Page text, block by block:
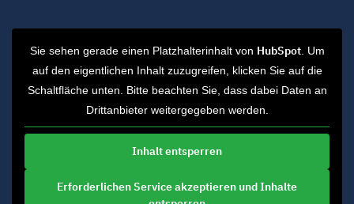
Sie sehen gerade einen Platzhalterinhalt von HubSpot. Um
auf den eigentlichen Inhalt zuzugreifen, klicken Sie auf die
Schaltfläche unten. Bitte beachten Sie, dass dabei Daten an
Drittanbieter weitergegeben werden.
Inhalt entsperren
Erforderlichen Service akzeptieren und Inhalte